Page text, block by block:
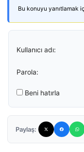
Bu konuyu yanıtlamak
Kullanıcı adı:
Parola:
Beni hatırla
Paylaş: